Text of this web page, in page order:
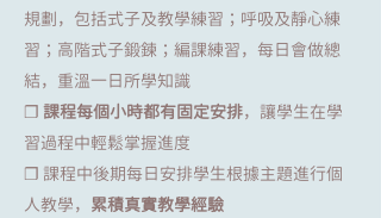
規劃，包括式子及教學練習；呼吸及靜心練
習；高階式子鍛鍊；編課練習，每日會做總
結，重溫一日所學知識
❐ 課程每個小時都有固定安排，讓學生在學
習過程中輕鬆掌握進度
❐ 課程中後期每日安排學生根據主題進行個
人教學， 累積真實教學經驗